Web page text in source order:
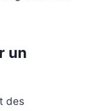
un
des